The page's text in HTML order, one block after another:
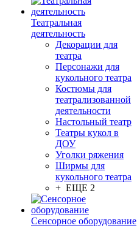
Театральная
деятельность
Декорации для
театра
Персонажи для
кукольного театра
Костюмы для
театрализованной
деятельности
Настольный театр
Театры кукол в
ДОУ
Уголки ряжения
Ширмы для
кукольного театра
+ ЕЩЕ 2
Сенсорное оборудование